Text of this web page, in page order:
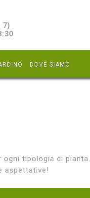
7)
DOVE SIAMO
tipologia di pianta.
aspettative!